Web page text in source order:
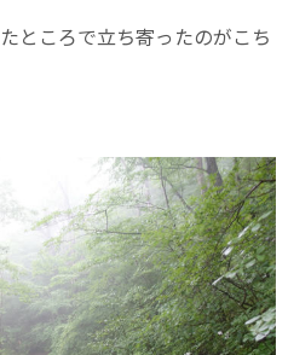
ところで立ち寄ったのがこち